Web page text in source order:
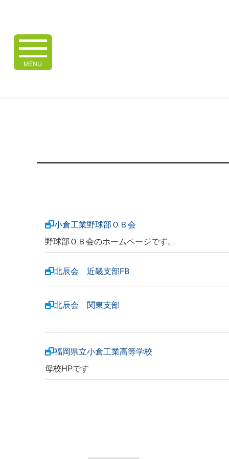
MENU
小倉工業野球部ＯＢ会
野球部ＯＢ会のホームページです。
北辰会 近畿支部FB
北辰会 関東支部
福岡県立小倉工業高等学校
母校HPです